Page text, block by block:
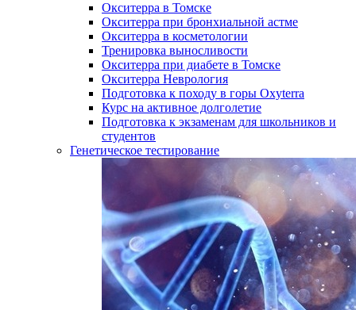
Окситерра в Томске
Окситерра при бронхиальной астме
Окситерра в косметологии
Тренировка выносливости
Окситерра при диабете в Томске
Окситерра Неврология
Подготовка к походу в горы Oxyterra
Курс на активное долголетие
Подготовка к экзаменам для школьников и
студентов
Генетическое тестирование